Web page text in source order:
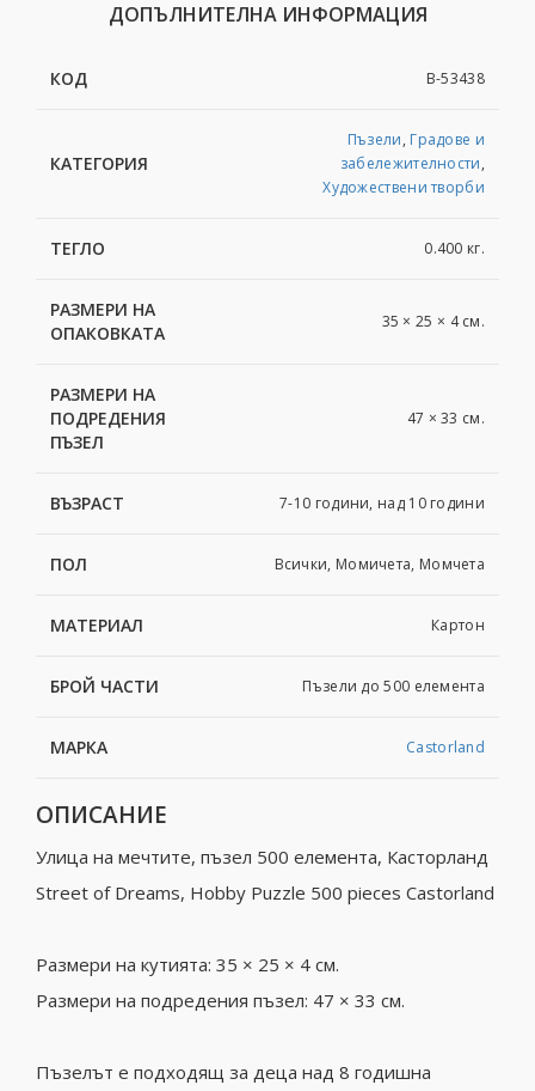
ДОПЪЛНИТЕЛНА ИНФОРМАЦИЯ
КОД B-53438
КАТЕГОРИЯ
Пъзели, Градове и
забележителности,
Художествени творби
ТЕГЛО 0.400 кг.
РАЗМЕРИ НА
ОПАКОВКАТА
35 × 25 × 4 см.
РАЗМЕРИ НА
ПОДРЕДЕНИЯ
ПЪЗЕЛ
47 × 33 см.
ВЪЗРАСТ 7-10 години, над 10 години
ПОЛ Всички, Момичета, Момчета
МАТЕРИАЛ Картон
БРОЙ ЧАСТИ Пъзели до 500 елемента
МАРКА Castorland
ОПИСАНИЕ
Улица на мечтите, пъзел 500 елемента, Касторланд
Street of Dreams, Hobby Puzzle 500 pieces Castorland
Размери на кутията: 35 × 25 × 4 см.
Размери на подредения пъзел: 47 × 33 см.
Пъзелът е подходящ за деца над 8 годишна